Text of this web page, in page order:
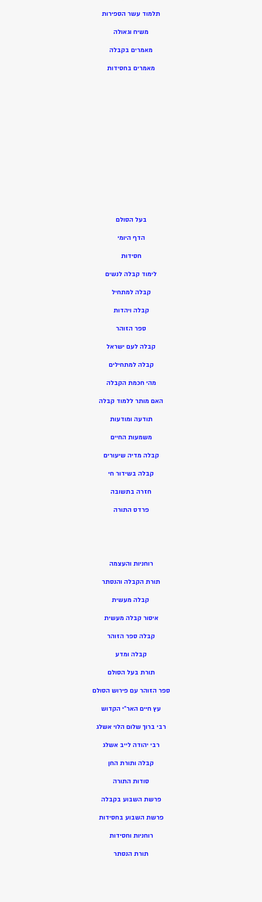
תלמוד עשר הספירות
משיח וגאולה
מאמרים בקבלה
מאמרים בחסידות
בעל הסולם
הדף היומי
חסידות
לימוד קבלה לנשים
קבלה למתחיל
קבלה ויהדות
ספר הזוהר
קבלה לעם ישראל
קבלה למתחילים
מהי חכמת הקבלה
האם מותר ללמוד קבלה
תודעה ומודעות
משמעות החיים
קבלה מדיה שיעורים
קבלה בשידור חי
חזרה בתשובה
פרדס התורה
רוחניות והעצמה
תורת הקבלה והנסתר
קבלה מעשית
איסור קבלה מעשית
קבלה ספר הזוהר
קבלה ומדע
תורת בעל הסולם
ספר הזוהר עם פירוש הסולם
עץ חיים האר”י הקדוש
רבי ברוך שלום הלוי אשלג
רבי יהודה לייב אשלג
קבלה ותורת החן
סודות התורה
פרשת השבוע בקבלה
פרשת השבוע בחסידות
רוחניות וחסידות
תורת הנסתר